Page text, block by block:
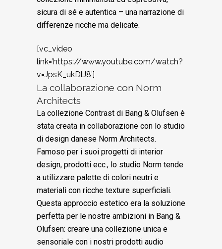
sicura di sé e autentica – una narrazione di
differenze ricche ma delicate.
[vc_video
link=’https://www.youtube.com/watch?
v=JpsK_ukDlJ8′]
La collaborazione con Norm
Architects
La collezione Contrast di Bang & Olufsen è
stata creata in collaborazione con lo studio
di design danese Norm Architects.
Famoso per i suoi progetti di interior
design, prodotti ecc., lo studio Norm tende
a utilizzare palette di colori neutri e
materiali con ricche texture superficiali.
Questa approccio estetico era la soluzione
perfetta per le nostre ambizioni in Bang &
Olufsen: creare una collezione unica e
sensoriale con i nostri prodotti audio